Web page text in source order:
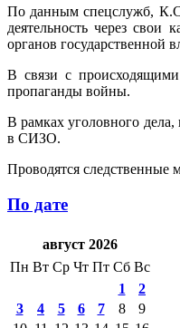
По данным спецслужб,
деятельность через свои
органов государственной
В связи с
пропаганды войны.
В рамках уголовного
в СИЗО.
Проводятся следственные
По дате
август 2026
Пн Вт Ср Чт Пт Сб Вс
1
2
3
4 5 6 7 8
9